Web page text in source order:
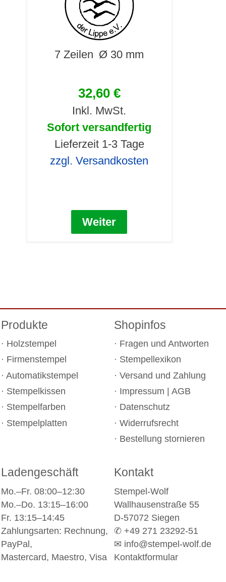
7 Zeilen Ø 30 mm
32,60 €
Inkl. MwSt.
Sofort versandfertig
Lieferzeit 1-3 Tage
zzgl. Versandkosten
Weiter
Produkte
Holzstempel
Firmenstempel
Automatikstempel
Stempelkissen
Stempelfarben
Stempelplatten
Shopinfos
Fragen und Antworten
Stempellexikon
Versand und Zahlung
Impressum
AGB
Datenschutz
Widerrufsrecht
Bestellung stornieren
Ladengeschäft
Mo.–Fr. 08:00–12:30
Mo.–Do. 13:15–16:00
Fr. 13:15–14:45
Zahlungsarten: Rechnung,
PayPal,
Mastercard, Maestro, Visa
Kontakt
Stempel-Wolf
Wallhausenstraße 55
D-57072 Siegen
✆ +49 271 23292-51
✉ info@stempel-wolf.de
Kontaktformular